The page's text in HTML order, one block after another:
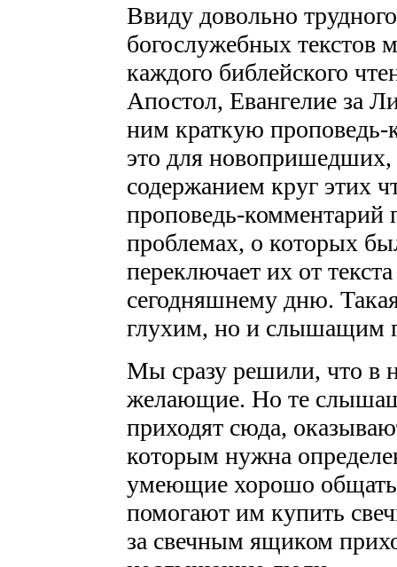
Ввиду довольно
богослужебных текстов
каждого библейского
Апостол, Евангелие за
ним краткую
это для новопришедших,
содержанием круг этих
проповедь-комментарий
проблемах, о которых
переключает их от
сегодняшнему дню.
глухим, но и слышащим
Мы сразу решили, что в
желающие. Но те
приходят сюда,
которым нужна
умеющие хорошо
помогают им купить
за свечным ящиком